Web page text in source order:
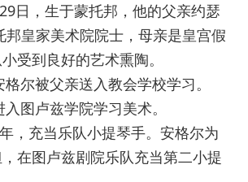
，生于蒙托邦，他的父亲约瑟
邦皇家美术院院士，母亲是皇宫假
受到良好的艺术熏陶。
被父亲送入教会学校学习。
卢兹学院学习美术。
充当乐队小提琴手。安格尔为
在图卢兹剧院乐队充当第二小提